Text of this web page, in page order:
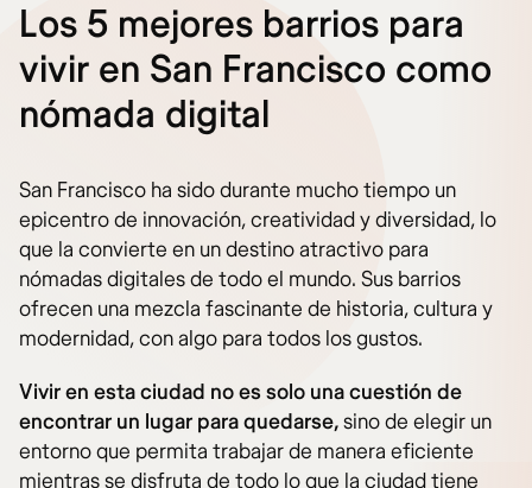
Los 5 mejores barrios para
vivir en San Francisco como
nómada digital
San Francisco ha sido durante mucho tiempo un
epicentro de innovación, creatividad y diversidad, lo
que la convierte en un destino atractivo para
nómadas digitales de todo el mundo. Sus barrios
ofrecen una mezcla fascinante de historia, cultura y
modernidad, con algo para todos los gustos.
Vivir en esta ciudad no es solo una cuestión de
encontrar un lugar para quedarse,sino de elegir un
entorno que permita trabajar de manera eficiente
mientras se disfruta de todo lo que la ciudad tiene